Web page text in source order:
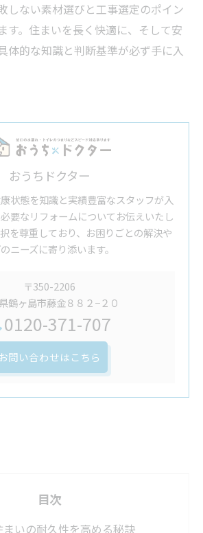
しない素材選びと工事選定のポイン
す。住まいを長く快適に、そして安
体的な知識と判断基準が必ず手に入
おうちドクター
状態を知識と実績豊富なスタッフが入
要なリフォームについてお伝えいたし
を尊重しており、お困りごとの解決や
ニーズに寄り添います。
〒350-2206
鶴ヶ島市藤金８８２−２０
0120-371-707
お問い合わせはこちら
目次
いの耐久性を高める秘訣